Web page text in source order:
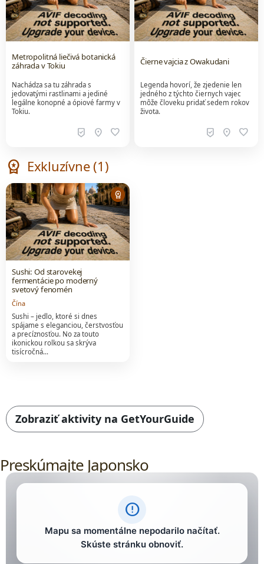
Metropolitná liečivá botanická
záhrada v Tokiu
Nachádza sa tu záhrada s
jedovatými rastlinami a jediné
legálne konopné a ópiové farmy v
Tokiu.
beenhere location_on favorite
Čierne vajcia z Owakudani
Legenda hovorí, že zjedenie len
jedného z týchto čiernych vajec
môže človeku pridať sedem rokov
života.
beenhere location_on favorite
workspace_premium Exkluzívne (1)
workspace_premium
Sushi: Od starovekej
fermentácie po moderný
svetový fenomén
Čína
Sushi – jedlo, ktoré si dnes
spájame s eleganciou, čerstvosťou
a precíznosťou. No za touto
ikonickou rolkou sa skrýva
tisícročná…
Obsah, ceny, dostupnosť a rezervácie poskytuje
Aktivity sa nepodarilo načítať. Použi dostupný
Zobraziť aktivity na GetYourGuide
pre Japonsko; otvorí sa v
Preskúmajte Japonsko
error_outline
Mapu sa momentálne nepodarilo načítať.
Skúste stránku obnoviť.